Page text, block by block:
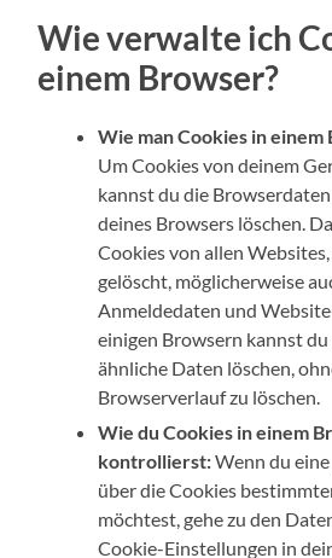
Wie verwalte ich
einem Browser?
Wie man Cookies in
Um Cookies von deinem
kannst du die
deines Browsers löschen.
Cookies von allen
gelöscht, möglicherweise
Anmeldedaten und
einigen Browsern kannst
ähnliche Daten löschen,
Browserverlauf zu löschen.
Wie du Cookies in einem
kontrollierst:Wenn du
über die Cookies
möchtest, gehe zu den
Cookie-Einstellungen in